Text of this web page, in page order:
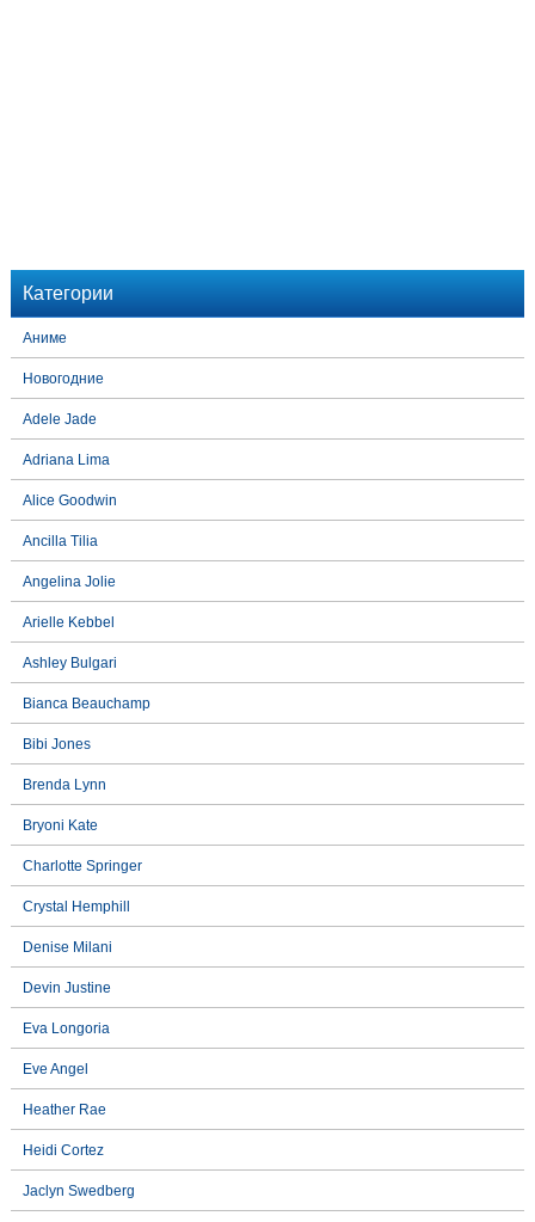
Категории
Аниме
Новогодние
Adele Jade
Adriana Lima
Alice Goodwin
Ancilla Tilia
Angelina Jolie
Arielle Kebbel
Ashley Bulgari
Bianca Beauchamp
Bibi Jones
Brenda Lynn
Bryoni Kate
Charlotte Springer
Crystal Hemphill
Denise Milani
Devin Justine
Eva Longoria
Eve Angel
Heather Rae
Heidi Cortez
Jaclyn Swedberg